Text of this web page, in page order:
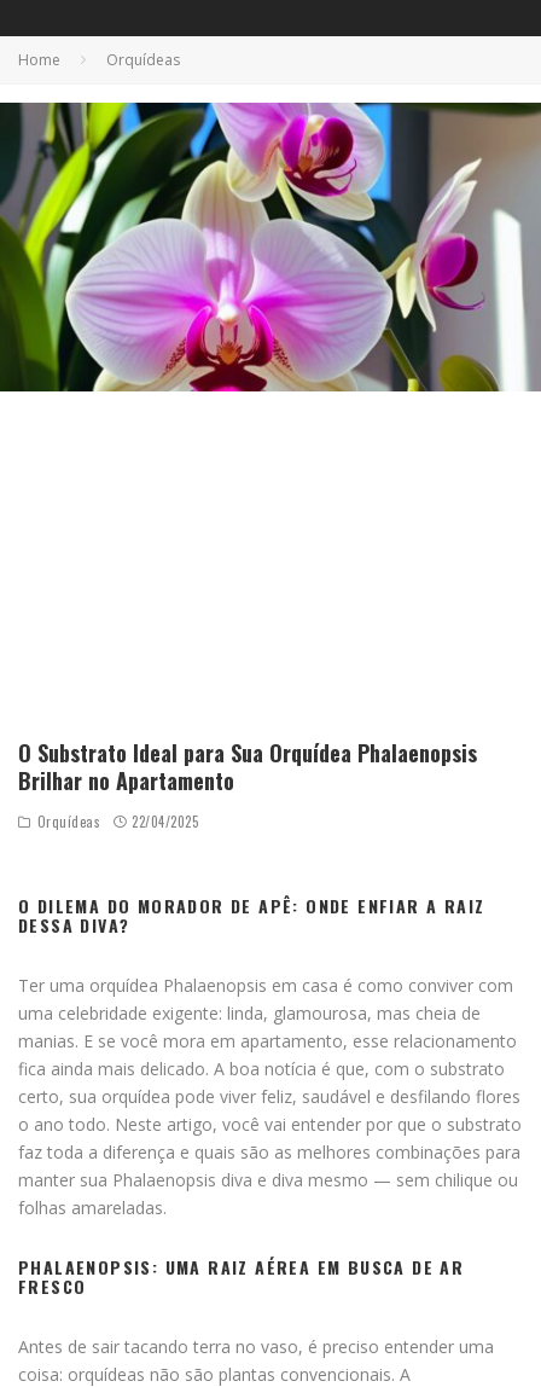
Home Orquídeas
O Substrato Ideal para Sua Orquídea Phalaenopsis
Brilhar no Apartamento
Orquídeas 22/04/2025
O DILEMA DO MORADOR DE APÊ: ONDE ENFIAR A RAIZ
DESSA DIVA?
Ter uma orquídea Phalaenopsis em casa é como conviver com
uma celebridade exigente: linda, glamourosa, mas cheia de
manias. E se você mora em apartamento, esse relacionamento
fica ainda mais delicado. A boa notícia é que, com o substrato
certo, sua orquídea pode viver feliz, saudável e desfilando flores
o ano todo. Neste artigo, você vai entender por que o substrato
faz toda a diferença e quais são as melhores combinações para
manter sua Phalaenopsis diva e diva mesmo — sem chilique ou
folhas amareladas.
PHALAENOPSIS: UMA RAIZ AÉREA EM BUSCA DE AR
FRESCO
Antes de sair tacando terra no vaso, é preciso entender uma
coisa: orquídeas não são plantas convencionais. A